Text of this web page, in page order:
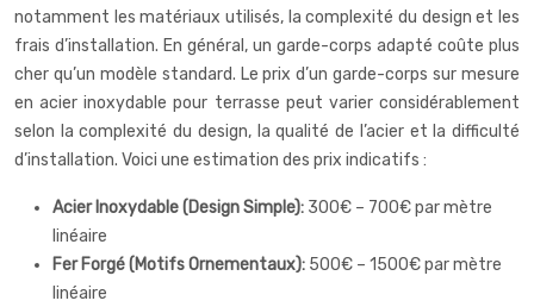
notamment les matériaux utilisés, la complexité du design et les
frais d’installation. En général, un garde-corps adapté coûte plus
cher qu’un modèle standard. Le prix d’un garde-corps sur mesure
en acier inoxydable pour terrasse peut varier considérablement
selon la complexité du design, la qualité de l’acier et la difficulté
d’installation. Voici une estimation des prix indicatifs :
Acier Inoxydable (Design Simple): 300€ – 700€ par mètre
linéaire
Fer Forgé (Motifs Ornementaux): 500€ – 1500€ par mètre
linéaire